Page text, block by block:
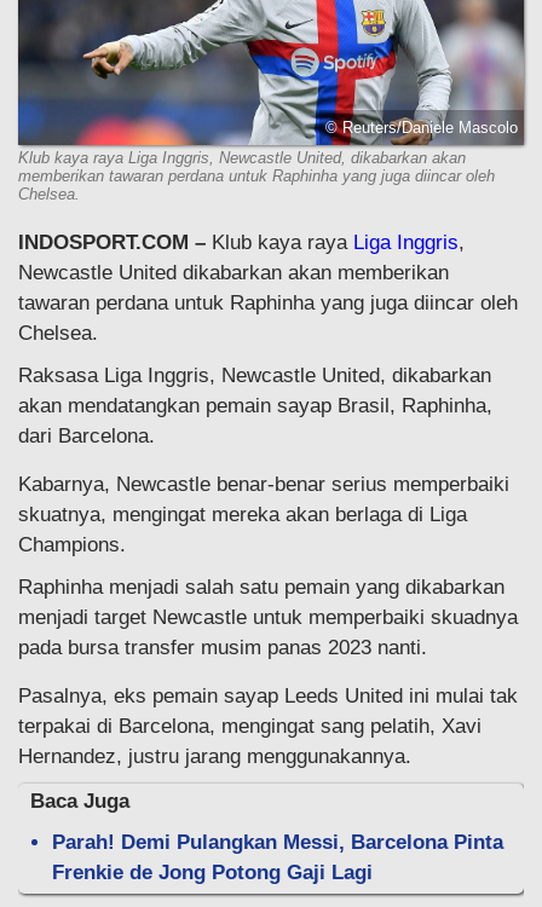
© Reuters/Daniele Mascolo
Klub kaya raya Liga Inggris, Newcastle United, dikabarkan akan
memberikan tawaran perdana untuk Raphinha yang juga diincar oleh
Chelsea.
INDOSPORT.COM – Klub kaya raya Liga Inggris,
Newcastle United dikabarkan akan memberikan
tawaran perdana untuk Raphinha yang juga diincar oleh
Chelsea.
Raksasa Liga Inggris, Newcastle United, dikabarkan
akan mendatangkan pemain sayap Brasil, Raphinha,
dari Barcelona.
Kabarnya, Newcastle benar-benar serius memperbaiki
skuatnya, mengingat mereka akan berlaga di Liga
Champions.
Raphinha menjadi salah satu pemain yang dikabarkan
menjadi target Newcastle untuk memperbaiki skuadnya
pada bursa transfer musim panas 2023 nanti.
Pasalnya, eks pemain sayap Leeds United ini mulai tak
terpakai di Barcelona, mengingat sang pelatih, Xavi
Hernandez, justru jarang menggunakannya.
Baca Juga
Parah! Demi Pulangkan Messi, Barcelona Pinta
Frenkie de Jong Potong Gaji Lagi